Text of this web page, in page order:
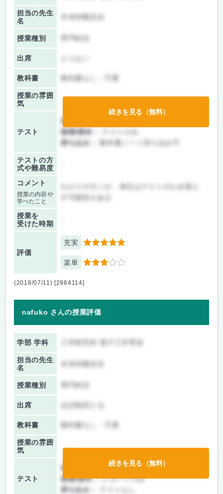
担当の先生
名
木本恒暢先生
授業種別
出席
教科書 教科書なし・不要
授業の雰囲
気
テスト
前期/中間：
後期/期末：
持ち込み：
教科書ノート持ち込み可
テストの方
式や難易度
コメント
授業の内容や
学べたこと
す可能性がある
授業を
受けた時期
評価
充実 5
楽単 3
続きを見る（無料）
(2018/07/11) [2964114]
nafuko さんの授業評価
学部 学科
担当の先生
名
木本恒暢先生
授業種別
出席 ほぼ毎回とる
教科書 教科書なし・不要
授業の雰囲
気
テスト
前期/中間：
レポートのみ
後期/期末：レポートのみ
持ち込み：
続きを見る（無料）